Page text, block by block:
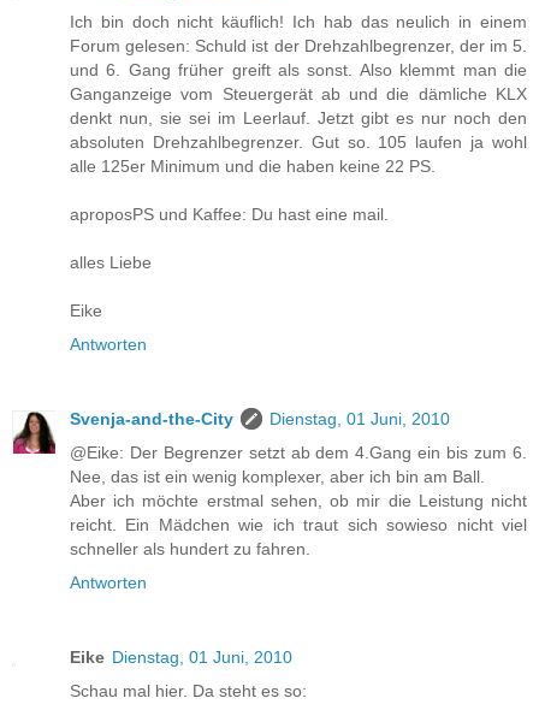
Ich bin doch nicht käuflich! Ich hab das neulich in einem
Forum gelesen: Schuld ist der Drehzahlbegrenzer, der im 5.
und 6. Gang früher greift als sonst. Also klemmt man die
Ganganzeige vom Steuergerät ab und die dämliche KLX
denkt nun, sie sei im Leerlauf. Jetzt gibt es nur noch den
absoluten Drehzahlbegrenzer. Gut so. 105 laufen ja wohl
alle 125er Minimum und die haben keine 22 PS.
aproposPS und Kaffee: Du hast eine mail.
alles Liebe
Eike
Antworten
Svenja-and-the-City
Dienstag, 01 Juni, 2010
@Eike: Der Begrenzer setzt ab dem 4.Gang ein bis zum 6.
Nee, das ist ein wenig komplexer, aber ich bin am Ball.
Aber ich möchte erstmal sehen, ob mir die Leistung nicht
reicht. Ein Mädchen wie ich traut sich sowieso nicht viel
schneller als hundert zu fahren.
Antworten
Eike Dienstag, 01 Juni, 2010
Schau mal hier. Da steht es so: